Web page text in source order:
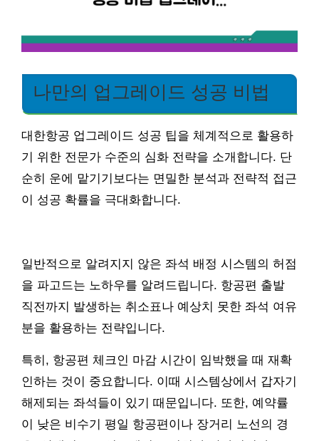
나만의 업그레이드 성공 비법
대한항공 업그레이드 성공 팁을 체계적으로 활용하
기 위한 전문가 수준의 심화 전략을 소개합니다. 단
순히 운에 맡기기보다는 면밀한 분석과 전략적 접근
이 성공 확률을 극대화합니다.
일반적으로 알려지지 않은 좌석 배정 시스템의 허점
을 파고드는 노하우를 알려드립니다. 항공편 출발
직전까지 발생하는 취소표나 예상치 못한 좌석 여유
분을 활용하는 전략입니다.
특히, 항공편 체크인 마감 시간이 임박했을 때 재확
인하는 것이 중요합니다. 이때 시스템상에서 갑자기
해제되는 좌석들이 있기 때문입니다. 또한, 예약률
이 낮은 비수기 평일 항공편이나 장거리 노선의 경